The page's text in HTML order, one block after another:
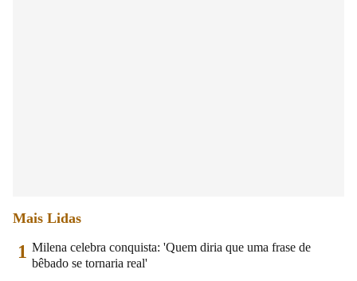
Mais Lidas
1 Milena celebra conquista: 'Quem diria que uma frase de
bêbado se tornaria real'